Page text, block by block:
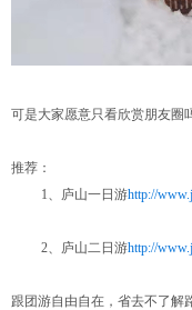
可是大家愿意只看欣赏朋友圈
推荐：
1、庐山一日游http://
2、庐山二日游http://
跟团游自由自在，省去不了解